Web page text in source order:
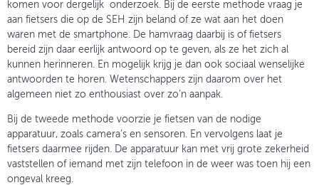
komen voor dergelijk onderzoek. Bij de eerste methode vraag je
aan fietsers die op de SEH zijn beland of ze wat aan het doen
waren met de smartphone. De hamvraag daarbij is of fietsers
bereid zijn daar eerlijk antwoord op te geven, als ze het zich al
kunnen herinneren. En mogelijk krijg je dan ook sociaal wenselijke
antwoorden te horen. Wetenschappers zijn daarom over het
algemeen niet zo enthousiast over zo’n aanpak.
Bij de tweede methode voorzie je fietsen van de nodige
apparatuur, zoals camera’s en sensoren. En vervolgens laat je
fietsers daarmee rijden. De apparatuur kan met vrij grote zekerheid
vaststellen of iemand met zijn telefoon in de weer was toen hij een
ongeval kreeg.